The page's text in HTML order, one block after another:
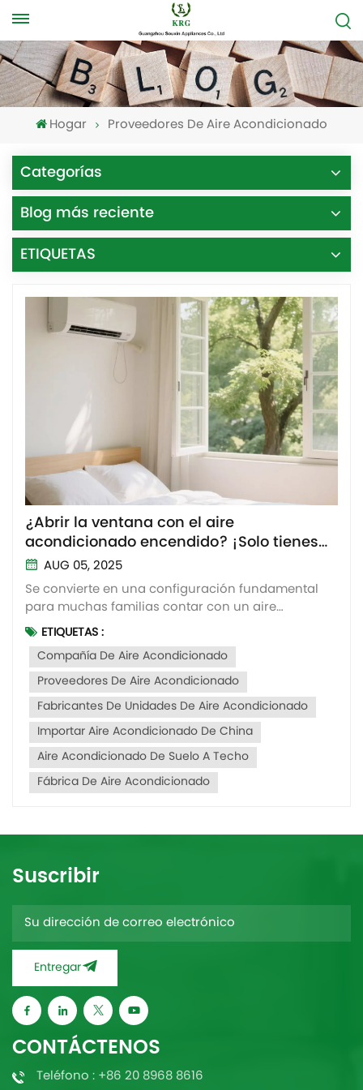
Hogar Proveedores De Aire Acondicionado
Categorías
Blog más reciente
ETIQUETAS
¿Abrir la ventana con el aire
acondicionado encendido? ¡Solo tienes
razón a medias!
AUG 05, 2025
Se convierte en una configuración fundamental
para muchas familias contar con un aire
acondicionado durante la temporada de verano,
al tiempo que surge también una duda común: ¿Es
posible abrir la ventana durante el funcionamiento
del aparato? acondicionador de aire? A algunos
les parece demasiado s...
ETIQUETAS :
Compañía De Aire Acondicionado
Proveedores De Aire Acondicionado
Fabricantes De Unidades De Aire Acondicionado
Importar Aire Acondicionado De China
Aire Acondicionado De Suelo A Techo
Fábrica De Aire Acondicionado
Suscribir
Entregar
CONTÁCTENOS
Teléfono : +86 20 8968 8616